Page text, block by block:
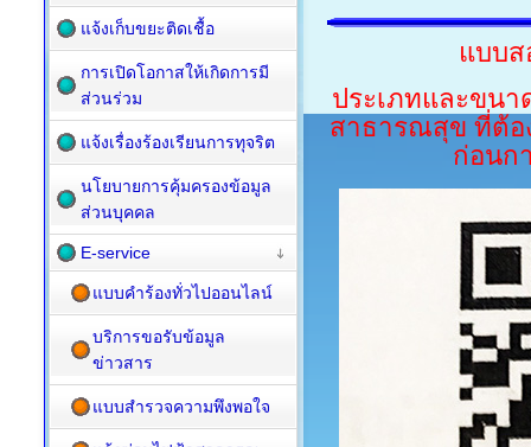
แบบส
ประเภทและขน
สาธารณสุข ที่ต้อ
ก่อนก
แจ้งเก็บขยะติดเชื้อ
การเปิดโอกาสให้เกิดการมี
ส่วนร่วม
แจ้งเรื่องร้องเรียนการทุจริต
นโยบายการคุ้มครองข้อมูล
ส่วนบุคคล
E-service
แบบคำร้องทั่วไปออนไลน์
บริการขอรับข้อมูล
ข่าวสาร
แบบสำรวจความพึงพอใจ